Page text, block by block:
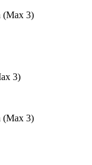
(Max 3)
3)
(Max 3)